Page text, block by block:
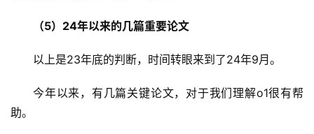
（5）24年以来的几篇重要论文
以上是23年底的判断，时间转眼来到了24年9月。
今年以来，有几篇关键论文，对于我们理解o1很有帮
助。